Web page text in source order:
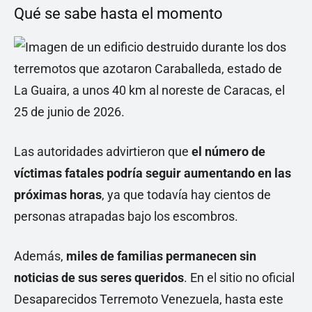
Qué se sabe hasta el momento
Las autoridades advirtieron que el número de
víctimas fatales podría seguir aumentando en las
próximas horas, ya que todavía hay cientos de
personas atrapadas bajo los escombros.
Además, miles de familias permanecen sin
noticias de sus seres queridos. En el sitio no oficial
Desaparecidos Terremoto Venezuela, hasta este